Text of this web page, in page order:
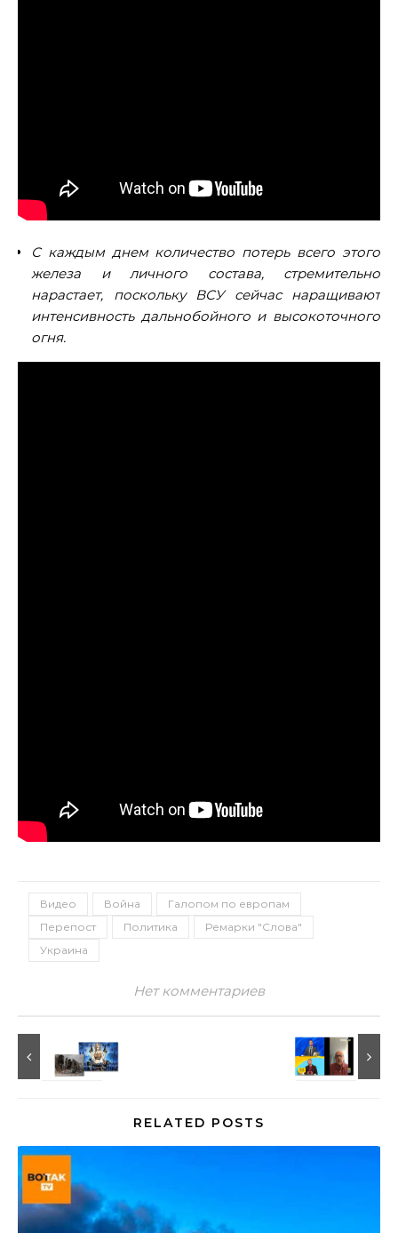
С каждым днем количество потерь всего этого
железа и личного состава, стремительно
нарастает, поскольку ВСУ сейчас наращивают
интенсивность дальнобойного и высокоточного
огня.
Видео Война
Галопом по европам
Перепост
Политика
Ремарки "Слова"
Украина
Нет комментариев
RELATED POSTS